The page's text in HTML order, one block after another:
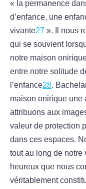
« la permanence
d’enfance, une
vivante27 ». Il nous
qui se souvient
notre maison
entre notre solitude
l’enfance28.
maison onirique une
attribuons aux
valeur de protection
dans ces espaces.
tout au long de notre
heureux que nous
véritablement